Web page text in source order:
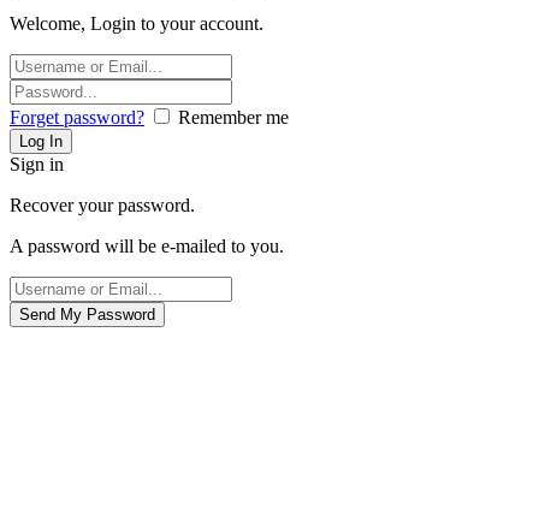
Welcome, Login to your account.
Forget password? Remember me
Sign in
Recover your password.
A password will be e-mailed to you.